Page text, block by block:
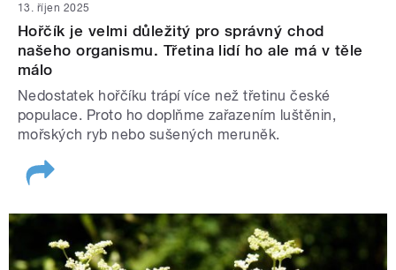
13. říjen 2025
Hořčík je velmi důležitý pro správný chod
našeho organismu. Třetina lidí ho ale má v těle
málo
Nedostatek hořčíku trápí více než třetinu české
populace. Proto ho doplňme zařazením luštěnin,
mořských ryb nebo sušených meruněk.